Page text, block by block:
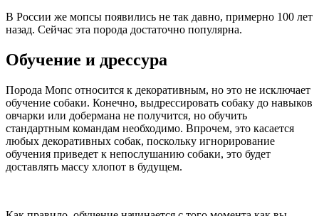
В России же мопсы появились не так давно, примерно 100 лет
назад. Сейчас эта порода достаточно популярна.
Обучение и дрессура
Порода Мопс относится к декоративным, но это не исключает
обучение собаки. Конечно, выдрессировать собаку до навыков
овчарки или добермана не получится, но обучить
стандартным командам необходимо. Впрочем, это касается
любых декоративных собак, поскольку игнорирование
обучения приведет к непослушанию собаки, это будет
доставлять массу хлопот в будущем.